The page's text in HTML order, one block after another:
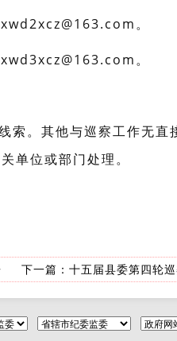
。
。
索。其他与巡察工作无直
单位或部门处理。
下一篇： 十五届县委第四轮